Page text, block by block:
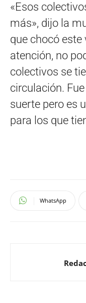
«Esos
más», dijo la
que chocó
atención, no
colectivos se
circulación.
suerte pero es
para los que
WhatsApp